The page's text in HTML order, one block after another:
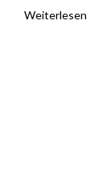
Weiterlesen